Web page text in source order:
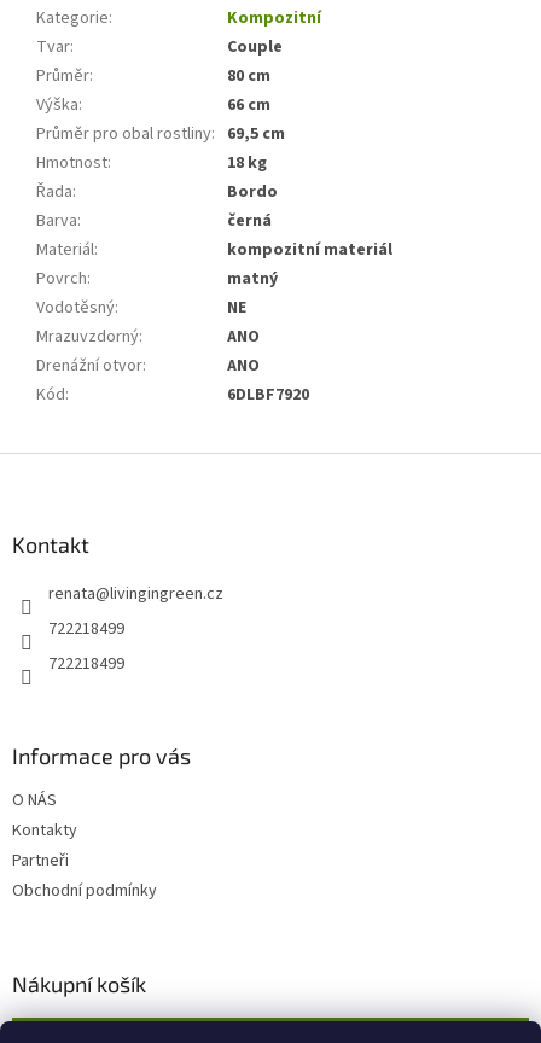
Kategorie:
Kompozitní
Tvar:
Couple
Průměr:
80 cm
Výška:
66 cm
Průměr pro obal rostliny: 69,5 cm
Hmotnost:
18 kg
Řada:
Bordo
Barva:
černá
Materiál:
kompozitní materiál
Povrch:
matný
Vodotěsný:
NE
Mrazuvzdorný:
ANO
Drenážní otvor:
ANO
Kód: 6DLBF7920
Kontakt
renata@livingingreen.cz
722218499
722218499
Informace pro vás
O NÁS
Kontakty
Partneři
Obchodní podmínky
Nákupní košík